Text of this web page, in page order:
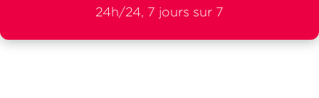
24h/24, 7 jours sur 7